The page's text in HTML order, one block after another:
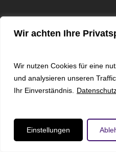
Wir achten Ihre
Wir nutzen Cookies für eine
und analysieren unseren
Ihr Einverständnis.
Einstellungen